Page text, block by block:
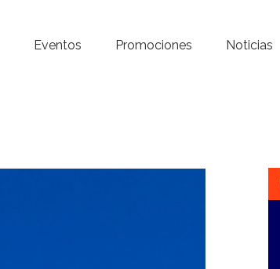
Eventos Promociones Noticias